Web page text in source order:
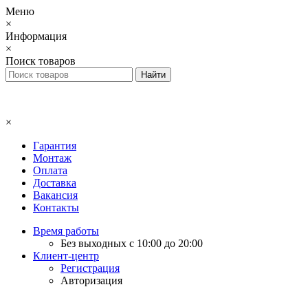
Меню
×
Информация
×
Поиск товаров
×
Гарантия
Монтаж
Оплата
Доставка
Вакансия
Контакты
Время работы
Без выходных с 10:00 до 20:00
Клиент-центр
Регистрация
Авторизация